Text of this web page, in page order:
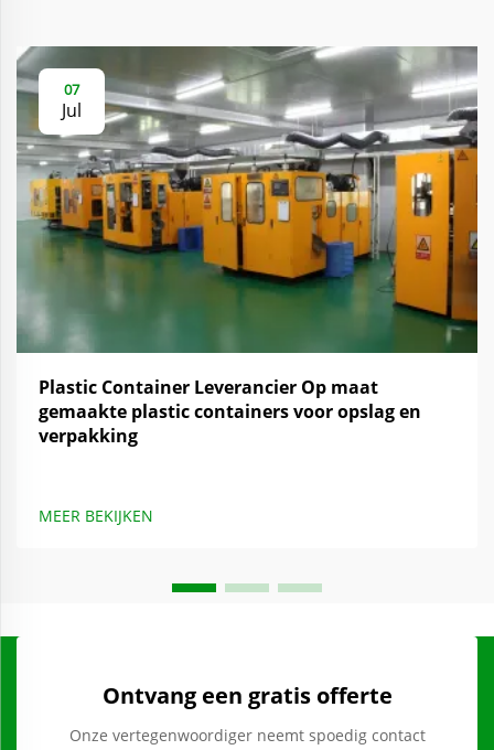
07
Jul
Plastic Container Leverancier Op maat
gemaakte plastic containers voor opslag en
verpakking
MEER BEKIJKEN
Ontvang een gratis offerte
Onze vertegenwoordiger neemt spoedig contact